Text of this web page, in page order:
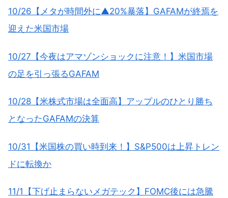
10/26【メタが時間外に▲20%暴落】GAFAMが終焉を
迎えた米国市場
10/27【今夜はアマゾンショックに注意！】米国市場
の足を引っ張るGAFAM
10/28【米株式市場は全面高】アップルのひとり勝ち
となったGAFAMの決算
10/31【米国株の買い時到来！】S&P500は上昇トレン
ドに転換か
11/1【下げ止まらないメガテック】FOMC後には急騰